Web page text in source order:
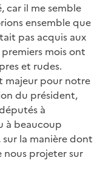
car il me semble
ensemble que
pas acquis aux
premiers mois ont
et rudes.
majeur pour notre
du président,
à
à beaucoup
sur la manière dont
projeter sur